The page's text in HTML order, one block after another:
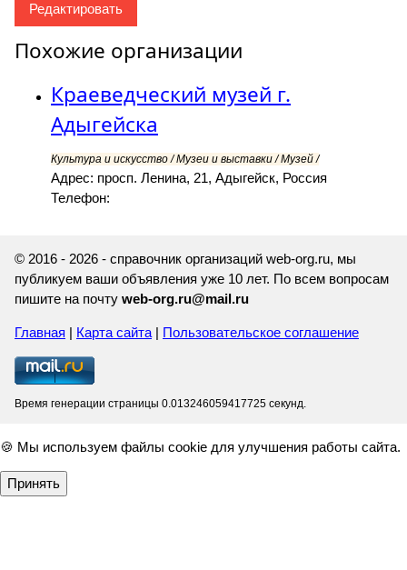
Редактировать
Похожие организации
Краеведческий музей г.
Адыгейска
Культура и искусство / Музеи и выставки / Музей /
Адрес: просп. Ленина, 21, Адыгейск, Россия
Телефон:
© 2016 - 2026 - справочник организаций web-org.ru, мы
публикуем ваши объявления уже 10 лет. По всем вопросам
пишите на почту web-org.ru@mail.ru
Главная | Карта сайта| Пользовательское соглашение
Время генерации страницы 0.013246059417725 секунд.
🍪 Мы используем файлы cookie для улучшения работы сайта.
Принять